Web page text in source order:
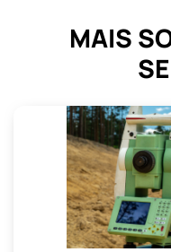
MAIS